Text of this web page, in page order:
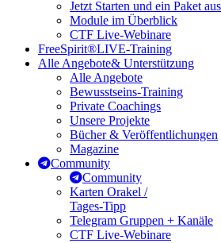
Jetzt Starten und ein Paket
Module im Überblick
CTF Live-Webinare
FreeSpirit®LIVE-Training
Alle Angebote& Unterstützung
Alle Angebote
Bewusstseins-Training
Private Coachings
Unsere Projekte
Bücher & Veröffentlichungen
Magazine
Community
Community
Karten Orakel /
Tages-Tipp
Telegram Gruppen + Kanäle
CTF Live-Webinare